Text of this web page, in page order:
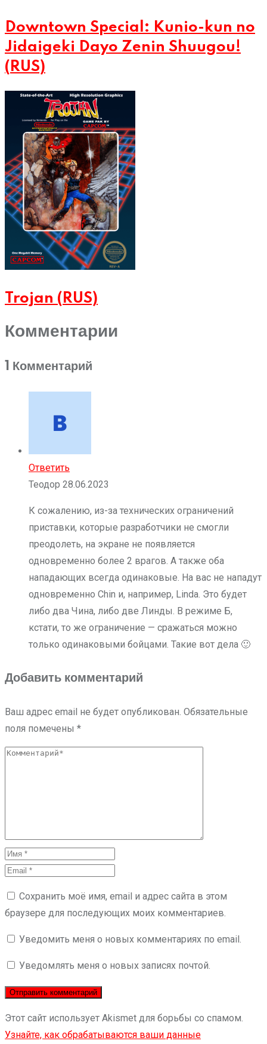
Downtown Special: Kunio-kun no
Jidaigeki Dayo Zenin Shuugou!
(RUS)
Trojan (RUS)
Комментарии
1 Комментарий
Ответить
Теодор 28.06.2023
К сожалению, из-за технических ограничений
приставки, которые разработчики не смогли
преодолеть, на экране не появляется
одновременно более 2 врагов. А также оба
нападающих всегда одинаковые. На вас не нападут
одновременно Chin и, например, Linda. Это будет
либо два Чина, либо две Линды. В режиме Б,
кстати, то же ограничение — сражаться можно
только одинаковыми бойцами. Такие вот дела 🙂
Добавить комментарий
Ваш адрес email не будет опубликован. Обязательные
поля помечены *
Сохранить моё имя, email и адрес сайта в этом
браузере для последующих моих комментариев.
Уведомить меня о новых комментариях по email.
Уведомлять меня о новых записях почтой.
Этот сайт использует Akismet для борьбы со спамом.
Узнайте, как обрабатываются ваши данные